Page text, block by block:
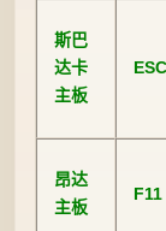
斯巴
达卡
主板
ESC
昂达
主板
F11